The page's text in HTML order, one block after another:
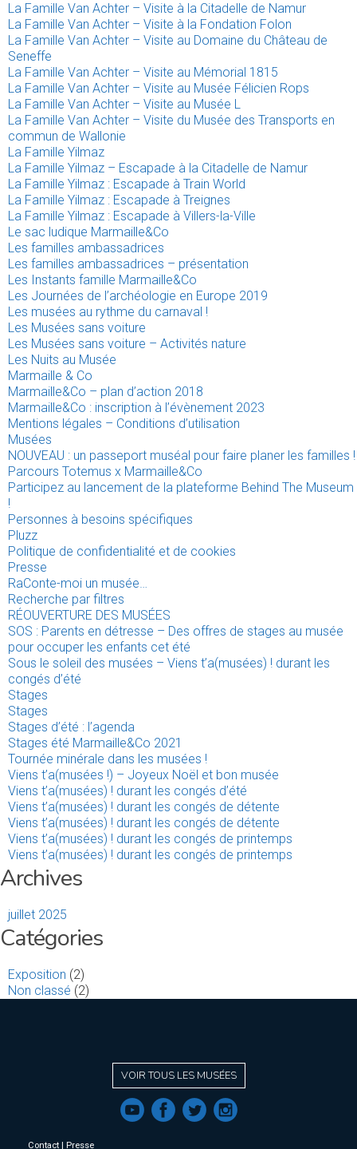
La Famille Van Achter – Visite à la Citadelle de Namur
La Famille Van Achter – Visite à la Fondation Folon
La Famille Van Achter – Visite au Domaine du Château de
Seneffe
La Famille Van Achter – Visite au Mémorial 1815
La Famille Van Achter – Visite au Musée Félicien Rops
La Famille Van Achter – Visite au Musée L
La Famille Van Achter – Visite du Musée des Transports en
commun de Wallonie
La Famille Yilmaz
La Famille Yilmaz – Escapade à la Citadelle de Namur
La Famille Yilmaz : Escapade à Train World
La Famille Yilmaz : Escapade à Treignes
La Famille Yilmaz : Escapade à Villers-la-Ville
Le sac ludique Marmaille&Co
Les familles ambassadrices
Les familles ambassadrices – présentation
Les Instants famille Marmaille&Co
Les Journées de l’archéologie en Europe 2019
Les musées au rythme du carnaval !
Les Musées sans voiture
Les Musées sans voiture – Activités nature
Les Nuits au Musée
Marmaille & Co
Marmaille&Co – plan d’action 2018
Marmaille&Co : inscription à l’évènement 2023
Mentions légales – Conditions d’utilisation
Musées
NOUVEAU : un passeport muséal pour faire planer les familles !
Parcours Totemus x Marmaille&Co
Participez au lancement de la plateforme Behind The Museum
!
Personnes à besoins spécifiques
Pluzz
Politique de confidentialité et de cookies
Presse
RaConte-moi un musée…
Recherche par filtres
RÉOUVERTURE DES MUSÉES
SOS : Parents en détresse – Des offres de stages au musée
pour occuper les enfants cet été
Sous le soleil des musées – Viens t’a(musées) ! durant les
congés d’été
Stages
Stages
Stages d’été : l’agenda
Stages été Marmaille&Co 2021
Tournée minérale dans les musées !
Viens t’a(musées !) – Joyeux Noël et bon musée
Viens t’a(musées) ! durant les congés d’été
Viens t’a(musées) ! durant les congés de détente
Viens t’a(musées) ! durant les congés de détente
Viens t’a(musées) ! durant les congés de printemps
Viens t’a(musées) ! durant les congés de printemps
Archives
juillet 2025
Catégories
Exposition (2)
Non classé (2)
VOIR TOUS LES MUSÉES
f a b e
Contact Presse